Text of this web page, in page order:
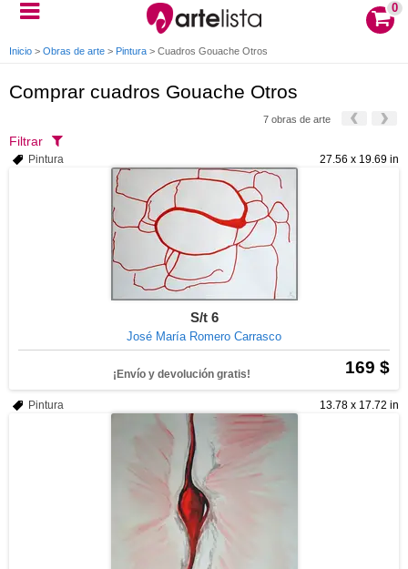
0
Inicio > Obras de arte > Pintura > Cuadros Gouache Otros
Comprar cuadros Gouache Otros
7 obras de arte
Filtrar
27.56 x 19.69 in
Pintura
S/t 6
José María Romero Carrasco
169 $
¡Envío y devolución gratis!
13.78 x 17.72 in
Pintura